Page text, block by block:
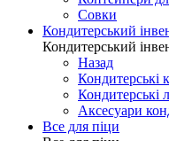
Совки
Кондитерський
Кондитерський
Назад
Кондитерські
Кондитерські
Аксесуари
Все для піци